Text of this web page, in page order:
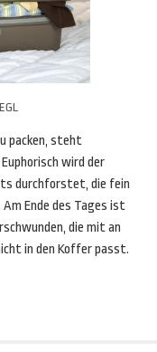
packen, steht
wird der
durchforstet, die fein
Ende des Tages ist
die mit an
in den Koffer passt.